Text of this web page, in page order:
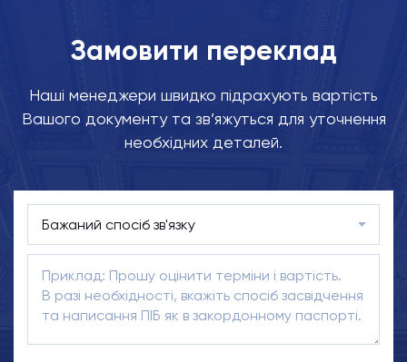
Замовити переклад
Наші менеджери швидко підрахують вартість
Вашого документу та зв’яжуться для уточнення
необхідних деталей.